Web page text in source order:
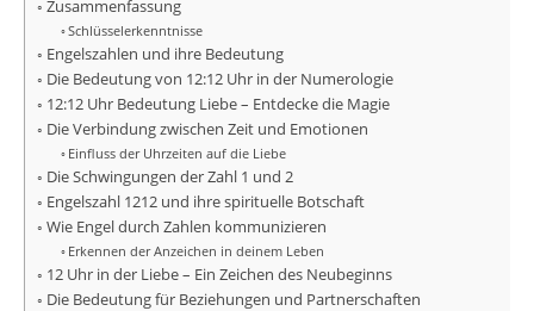
Zusammenfassung
Schlüsselerkenntnisse
Engelszahlen und ihre Bedeutung
Die Bedeutung von 12:12 Uhr in der Numerologie
12:12 Uhr Bedeutung Liebe – Entdecke die Magie
Die Verbindung zwischen Zeit und Emotionen
Einfluss der Uhrzeiten auf die Liebe
Die Schwingungen der Zahl 1 und 2
Engelszahl 1212 und ihre spirituelle Botschaft
Wie Engel durch Zahlen kommunizieren
Erkennen der Anzeichen in deinem Leben
12 Uhr in der Liebe – Ein Zeichen des Neubeginns
Die Bedeutung für Beziehungen und Partnerschaften